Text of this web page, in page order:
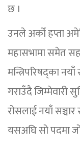
छ ।
उनले अर्को हप्ता
महासभामा समेत
मन्त्रिपरिषद्का
गराउँदै जिम्मेवारी
रोसलाई नयाँ
यसअघि सो पदमा